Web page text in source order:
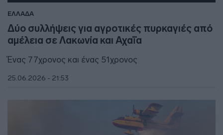
ΕΛΛΑΔΑ
Δύο συλλήψεις για αγροτικές πυρκαγιές από
αμέλεια σε Λακωνία και Αχαΐα
Ένας 77χρονος και ένας 51χρονος
25.06.2026 - 21:53